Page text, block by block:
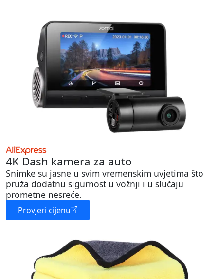
4K Dash kamera za auto
Snimke su jasne u svim vremenskim uvjetima što
pruža dodatnu sigurnost u vožnji i u slučaju
prometne nesreće.
Provjeri cijenu